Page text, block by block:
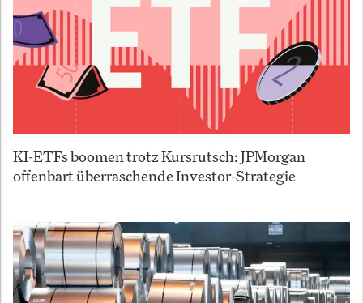
KI-ETFs boomen trotz Kursrutsch: JPMorgan
offenbart überraschende Investor-Strategie